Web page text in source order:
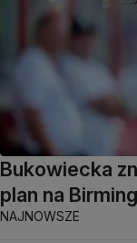
Bukowiecka
plan na
NAJNOWSZE